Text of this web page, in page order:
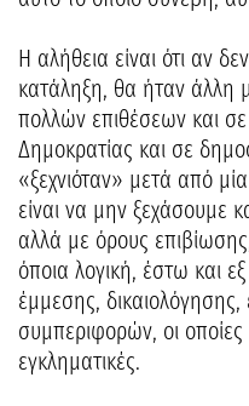
Η αλήθεια είναι ότι αν
κατάληξη, θα ήταν άλλη
πολλών επιθέσεων και
Δημοκρατίας και σε
«ξεχνιόταν» μετά από
είναι να μην ξεχάσουμε
αλλά με όρους
όποια λογική, έστω και
έμμεσης,
συμπεριφορών, οι
εγκληματικές.